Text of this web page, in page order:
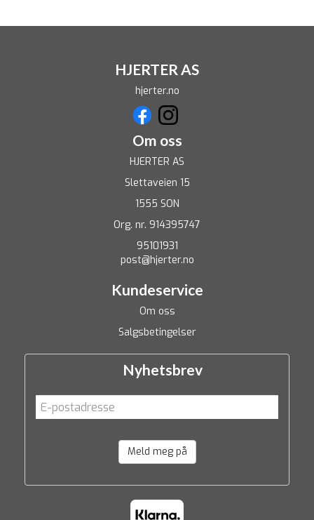
HJERTER AS
hjerter.no
Om oss
HJERTER AS
Slettaveien 15
1555 SON
Org. nr. 914395747
95101931
post@hjerter.no
Kundeservice
Om oss
Salgsbetingelser
Nyhetsbrev
Meld meg på